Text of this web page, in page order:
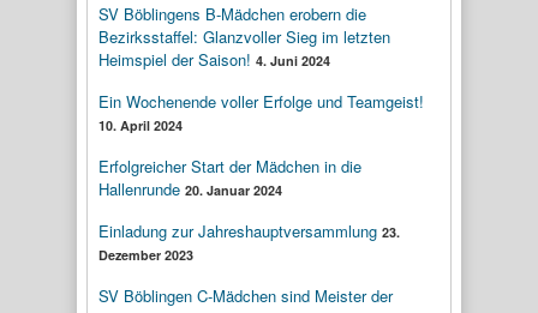
SV Böblingens B-Mädchen erobern die
Bezirksstaffel: Glanzvoller Sieg im letzten
Heimspiel der Saison! 4. Juni 2024
Ein Wochenende voller Erfolge und Teamgeist!
10. April 2024
Erfolgreicher Start der Mädchen in die
Hallenrunde 20. Januar 2024
Einladung zur Jahreshauptversammlung 23.
Dezember 2023
SV Böblingen C-Mädchen sind Meister der